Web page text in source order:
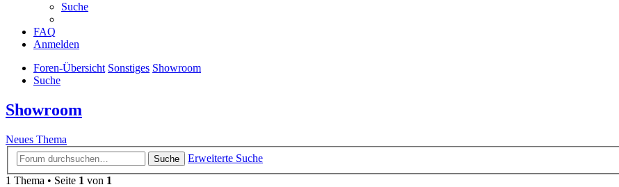
Suche
FAQ
Anmelden
Foren-Übersicht Sonstiges Showroom
Suche
Showroom
Neues Thema
Suche
Erweiterte Suche
1 Thema • Seite 1 von 1